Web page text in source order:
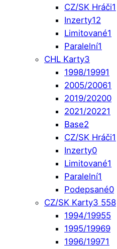
CZ/SK Hráči1
Inzerty12
Limitované1
Paralelní1
CHL Karty3
1998/19991
2005/20061
2019/20200
2021/20221
Base2
CZ/SK Hráči1
Inzerty0
Limitované1
Paralelní1
Podepsané0
CZ/SK Karty3 558
1994/19955
1995/19969
1996/19971